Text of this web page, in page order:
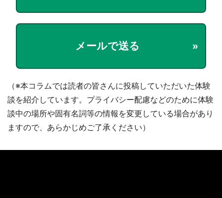
メールで送る
（※本コラムでは読者の皆さんに投稿していただいた体験
談を紹介しています。プライバシー配慮などのために体験
談中の場所や固有名詞等の情報を変更している場合があり
ますので、あらかじめご了承ください）